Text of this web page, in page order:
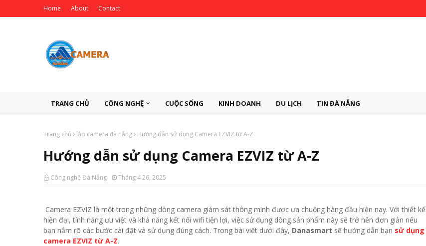
Home About Contact
TRANG CHỦ CÔNG NGHỆ CUỘC SỐNG KINH DOANH DU LỊCH TIN ĐÀ NẴNG
Trang chủ lắp camera đà nẵng Hướng dẫn sử dụng Camera EZVIZ từ A-Z
Hướng dẫn sử dụng Camera EZVIZ từ A-Z
Công nghệ Đà Nẵng Tháng 4 26, 2025
Camera EZVIZ là một trong những dòng camera giám sát thông minh được ưa chuộng hàng đầu hiện nay. Với thiết kế
hiện đại, tính năng ưu việt và khả năng kết nối wifi tiện lợi, việc sử dụng dòng sản phẩm này sẽ trở nên đơn giản nếu
bạn nắm rõ các bước cài đặt và sử dụng đúng cách. Trong bài viết dưới đây, Danasmart sẽ hướng dẫn bạn sử dụng
camera EZVIZ từ A-Z.